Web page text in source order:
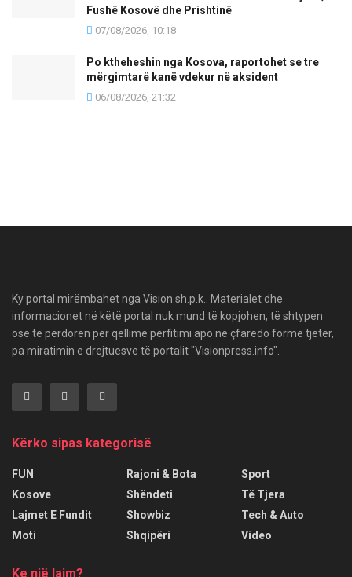
Fushë Kosovë dhe Prishtinë
07/08/2026, 10:18
Po ktheheshin nga Kosova, raportohet se tre
mërgimtarë kanë vdekur në aksident
06/08/2026, 21:32
Ky portal mirëmbahet nga Vision sh.p.k.. Materialet dhe
informacionet në këtë portal nuk mund të kopjohen, të shtypen
ose të përdoren për qëllime përfitimi apo në çfarëdo forme tjetër,
pa miratimin e drejtuesve të portalit "Visionpress.info".
Kërko sipas kategorisë
FUN
Kosove
Lajmet E Fundit
Moti
Rajoni & Bota
Shëndeti
Showbiz
Shqipëri
Sport
Të Tjera
Tech & Auto
Video
Ke një lajm?